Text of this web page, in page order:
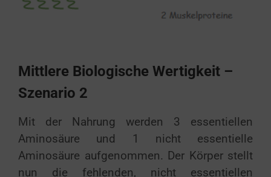
Mittlere Biologische Wertigkeit –
Szenario 2
Mit der Nahrung werden 3 essentiellen
Aminosäure und 1 nicht essentielle
Aminosäure aufgenommen. Der Körper stellt
nun die fehlenden, nicht essentiellen